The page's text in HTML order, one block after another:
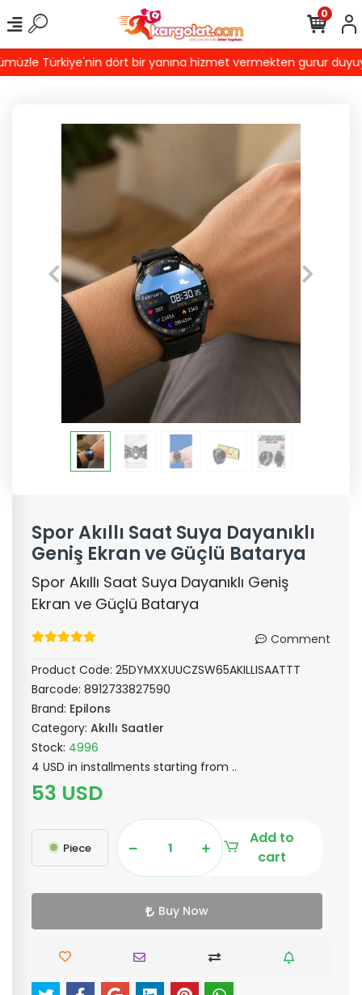
Türkiye'nin dört bir yanına hizmet vermekten gurur
0
Spor Akıllı Saat Suya Dayanıklı
Geniş Ekran ve Güçlü Batarya
Spor Akıllı Saat Suya Dayanıklı Geniş
Ekran ve Güçlü Batarya
Comment
Product Code: 25DYMXXUUCZSW65AKILLISAATTT
Barcode: 8912733827590
Brand: Epilons
Category: Akıllı Saatler
Stock: 4996
4 USD in installments starting from ..
53 USD
Piece
Add to
cart
Buy Now